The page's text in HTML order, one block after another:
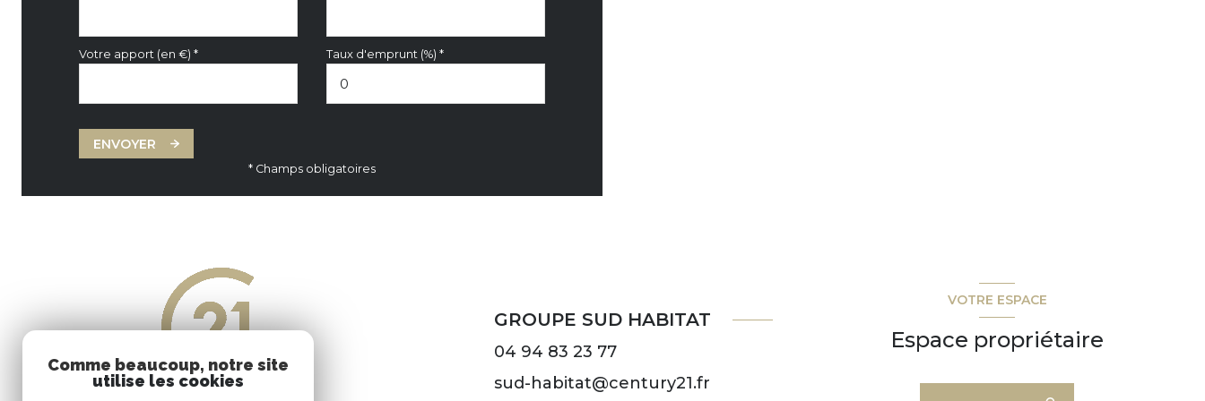
Votre apport (en €) * Taux d'emprunt (%) *
ENVOYER
* Champs obligatoires
GROUPE SUD HABITAT
04 94 83 23 77
sud-habitat@century21.fr
VOTRE ESPACE
Espace propriétaire
Comme beaucoup, notre site
utilise les cookies